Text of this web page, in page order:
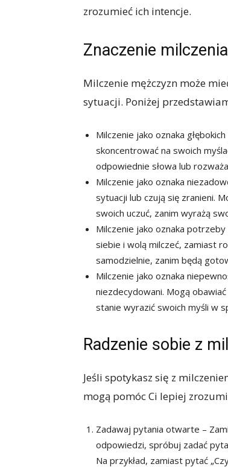
zrozumieć ich intencje.
Znaczenie milczenia
Milczenie mężczyzn może
sytuacji. Poniżej
Milczenie jako oznaka
skoncentrować na swoich
odpowiednie słowa lub
Milczenie jako oznaka
sytuacji lub czują się zranieni.
swoich uczuć, zanim wyrażą
Milczenie jako oznaka
siebie i wolą milczeć, zamiast
samodzielnie, zanim będą
Milczenie jako oznaka
niezdecydowani. Mogą
stanie wyrazić swoich myśli w
Radzenie sobie z
Jeśli spotykasz się z
mogą pomóc Ci lepiej
Zadawaj pytania otwarte –
odpowiedzi, spróbuj zadać
Na przykład, zamiast pytać